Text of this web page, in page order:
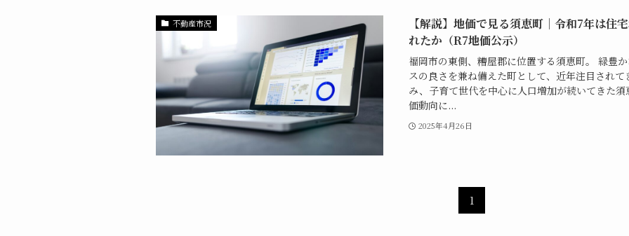
不動産市況
【解説】地価で見る須恵町│令和7年は住
れたか（R7地価公示）
福岡市の東側、糟屋郡に位置する須恵町。 緑豊
スの良さを兼ね備えた町として、近年注目され
み、子育て世代を中心に人口増加が続いてきた
価動向に...
2025年4月26日
1